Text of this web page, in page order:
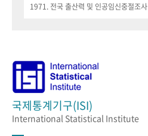
1971. 전국 출산력 및 인공임신중절조사
국제통계기구(ISI)
International Statistical Institute